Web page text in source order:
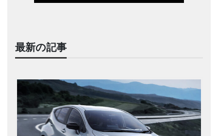
最新の記事